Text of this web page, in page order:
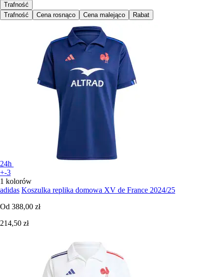
Trafność
Trafność
Cena rosnąco Cena malejąco Rabat
24h
+-3
1 kolorów
adidas Koszulka replika domowa XV de France 2024/25
Od 388,00 zł
214,50 zł